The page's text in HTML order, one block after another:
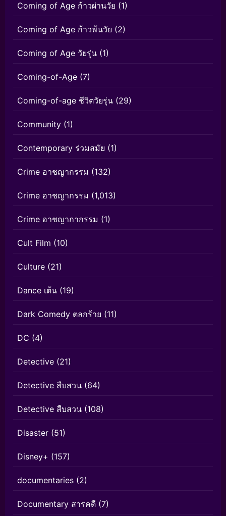
Coming of Age ก้าวผ่านวัย (1)
Coming of Age ก้าวพ้นวัย (2)
Coming of Age วัยรุ่น (1)
Coming-of-Age (7)
Coming-of-age ชีวิตวัยรุ่น (29)
Community (1)
Contemporary ร่วมสมัย (1)
Crime อาชญากรรม (132)
Crime อาชญากรรม (1,013)
Crime อาชญากากรรม (1)
Cult Film (10)
Culture (21)
Dance เต้น (19)
Dark Comedy ตลกร้าย (11)
DC (4)
Detective (21)
Detective สืบสวน (64)
Detective สืบสวน (108)
Disaster (51)
Disney+ (157)
documentaries (2)
Documentary สารคดี (7)